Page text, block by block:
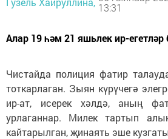
13:31
Алар 19 һәм 21 яшьлек ир-
Чистайда полиция фатир
тоткарлаган. Зыян күрүчегә
ир-ат, исерек хәлдә, аның
урлаганнар. Милек тартып
кайтарылган, җинаять эше